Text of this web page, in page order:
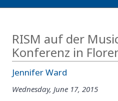
RISM auf der
Konferenz in
Jennifer Ward
Wednesday, June 17, 2015